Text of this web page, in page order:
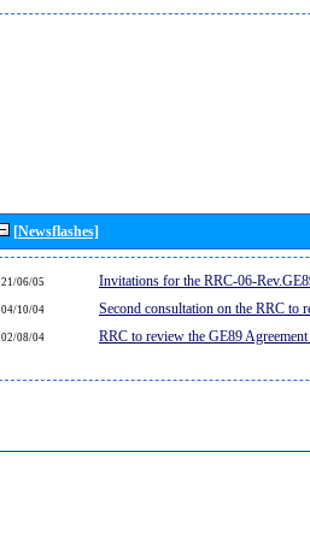
[Newsflashes]
21/06/05 Invitations for the RRC-06-
04/10/04 Second consultation on the RRC to
02/08/04 RRC to review the GE89